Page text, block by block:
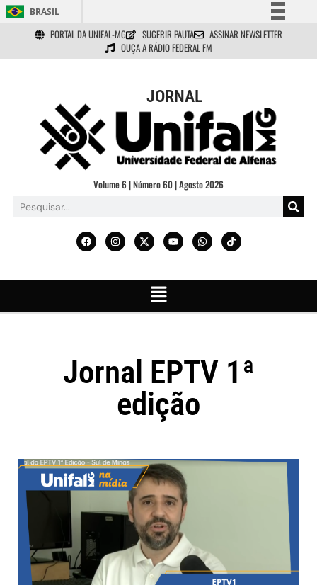
BRASIL
Simplifique!
Comunica BR
Acesso à informação
Legislação
Canais
PORTAL DA UNIFAL-MG SUGERIR PAUTA
ASSINAR NEWSLETTER
OUÇA A RÁDIO FEDERAL FM
JORNAL
Volume 6 | Número 60 | Agosto 2026
Jornal EPTV 1ª
edição